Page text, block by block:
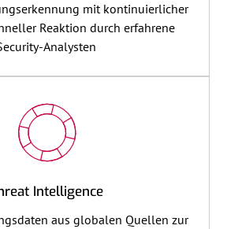
mit kontinuierlicher
Reaktion durch erfahrene
Analysten
Intelligence
aus globalen Quellen zur